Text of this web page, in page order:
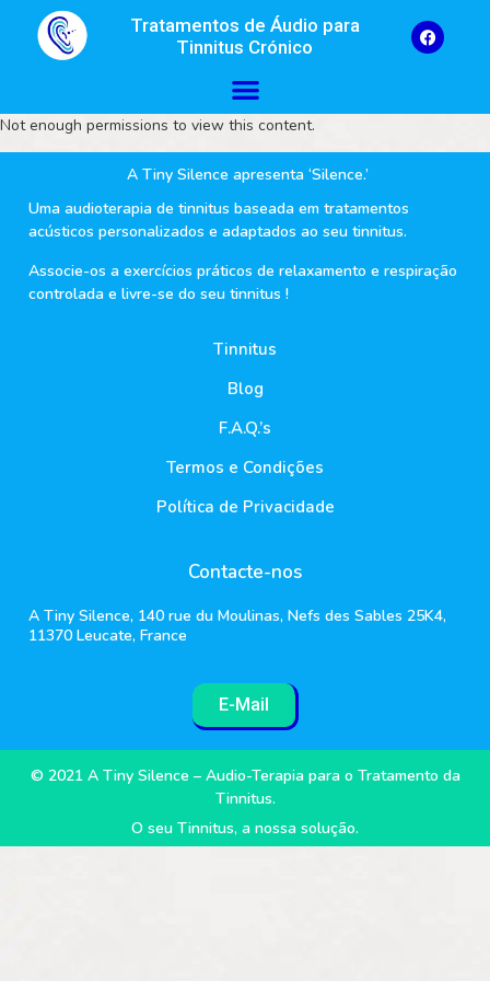
Tratamentos de Áudio para
Tinnitus Crónico
Not enough permissions to view this content.
A Tiny Silence apresenta ‘Silence.’
Uma audioterapia de tinnitus baseada em tratamentos
acústicos personalizados e adaptados ao seu tinnitus.
Associe-os a exercícios práticos de relaxamento e respiração
controlada e livre-se do seu tinnitus !
Tinnitus
Blog
F.A.Q.’s
Termos e Condições
Política de Privacidade
Contacte-nos
A Tiny Silence, 140 rue du Moulinas, Nefs des Sables 25K4,
11370 Leucate, France
E-Mail
© 2021 A Tiny Silence – Audio-Terapia para o Tratamento da
Tinnitus.
O seu Tinnitus, a nossa solução.